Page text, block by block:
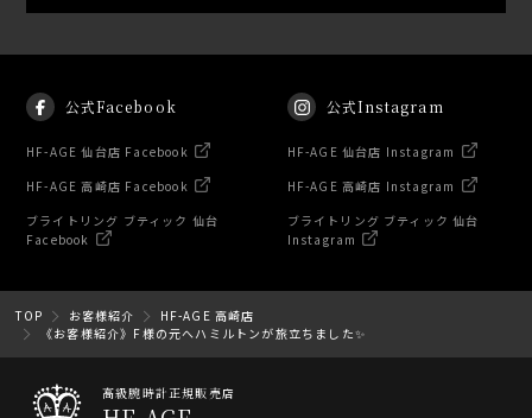
公式Facebook
HF-AGE 仙台店 Facebook
HF-AGE 高崎店 Facebook
ブライトリング ブティック 仙台
Facebook
公式Instagram
HF-AGE 仙台店 Instagram
HF-AGE 高崎店 Instagram
ブライトリング ブティック 仙台
Instagram
TOP お客様紹介
HF-AGE 高崎店
《お客様紹介》F様の元へハミルトンが旅立ちました✨
高級腕時計正規販売店